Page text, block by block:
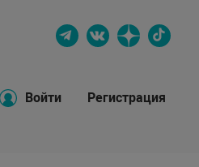
Войти Регистрация